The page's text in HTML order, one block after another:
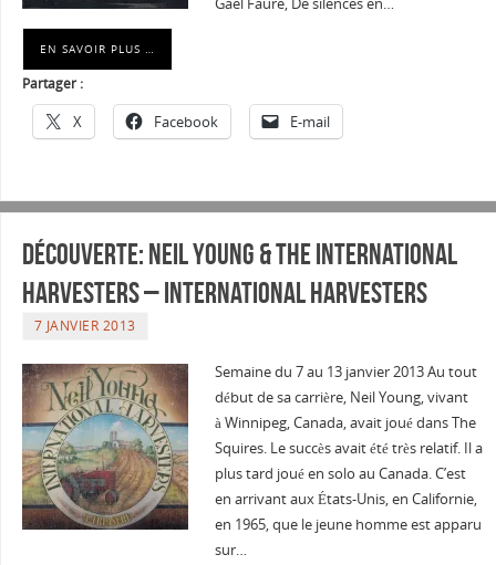
Gael Faure, De silences en…
EN SAVOIR PLUS …
Partager :
X Facebook E-mail
Découverte: Neil Young & The International
Harvesters – International Harvesters
7 JANVIER 2013
Semaine du 7 au 13 janvier 2013 Au tout
début de sa carrière, Neil Young, vivant
à Winnipeg, Canada, avait joué dans The
Squires. Le succès avait été très relatif. Il a
plus tard joué en solo au Canada. C’est
en arrivant aux États-Unis, en Californie,
en 1965, que le jeune homme est apparu
sur…